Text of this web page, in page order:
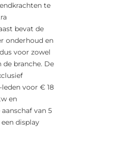
te
bevat de
onderhoud en
voor zowel
de branche. De
voor € 18
en
van 5
display